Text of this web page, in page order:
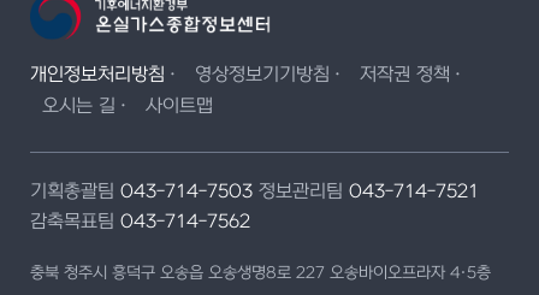
개인정보처리방침 영상정보기기방침
저작권 정책
오시는 길
사이트맵
기획총괄팀 043-714-7503 정보관리팀 043-714-7521
감축목표팀 043-714-7562
충북 청주시 흥덕구 오송읍 오송생명8로 227 오송바이오프라자 4·5층